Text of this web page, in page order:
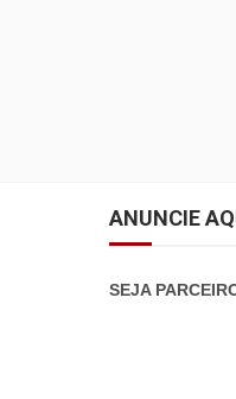
ANUNCIE
SEJA